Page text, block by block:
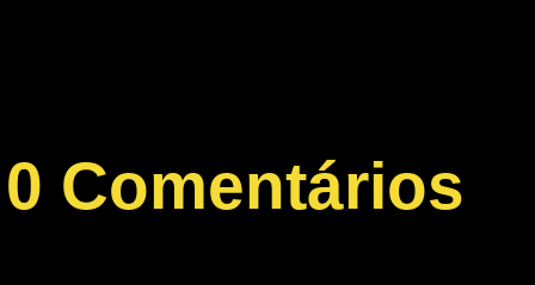
0 Comentários